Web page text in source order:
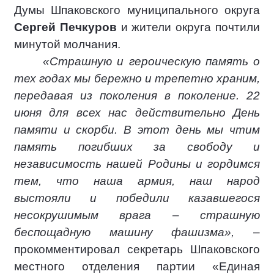
Думы Шпаковского муниципального округа
Сергей Печкуров и жители округа почтили
минутой молчания.
«Страшную и героическую память о
тех годах мы бережно и трепетно храним,
передавая из поколения в поколение. 22
июня для всех нас действительно День
памяти и скорби. В этот день мы чтим
память погибших за свободу и
независимость нашей Родины и гордимся
тем, что наша армия, наш народ
выстояли и победили казавшегося
несокрушимым врага – страшную
беспощадную машину фашизма»,
–
прокомментировал секретарь Шпаковского
местного отделения партии «Единая